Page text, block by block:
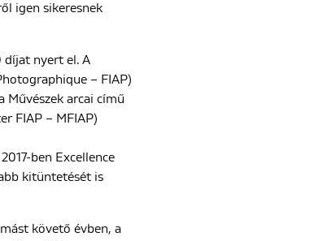
igen sikeresnek
díjat nyert el. A
– FIAP)
Művészek arcai című
FIAP – MFIAP)
ben Excellence
kitüntetését is
követő évben, a